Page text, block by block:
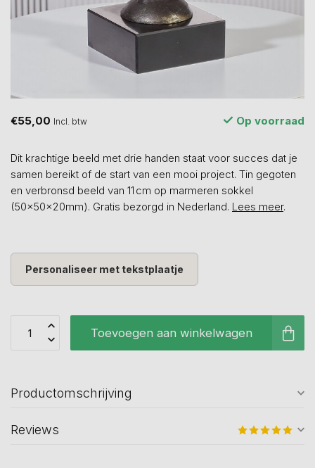
€55,00 Incl. btw Op voorraad
Dit krachtige beeld met drie handen staat voor succes dat je
samen bereikt of de start van een mooi project. Tin gegoten
en verbronsd beeld van 11 cm op marmeren sokkel
(50x50x20mm). Gratis bezorgd in Nederland. Lees meer.
Personaliseer met tekstplaatje
Toevoegen aan winkelwagen
Productomschrijving
Reviews